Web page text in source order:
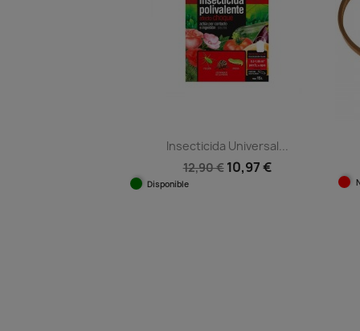
Insecticida Universal...
12,90 € 10,97 €
Disponible